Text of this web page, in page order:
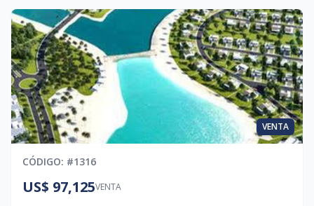
VENTA
CÓDIGO: #1316
VENTA
US$ 97,125